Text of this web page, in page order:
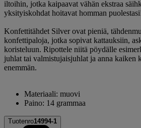
iltoihin, jotka kaipaavat vähän ekstraa
yksityiskohdat hoitavat homman
Konfettitähdet Silver ovat pieniä,
konfettipaloja, jotka sopivat kattauksiin,
koristeluun. Ripottele niitä pöydälle
juhlat tai valmistujaisjuhlat ja anna kaiken
enemmän.
Materiaali: muovi
Paino: 14 grammaa
Tuotenro14994-1